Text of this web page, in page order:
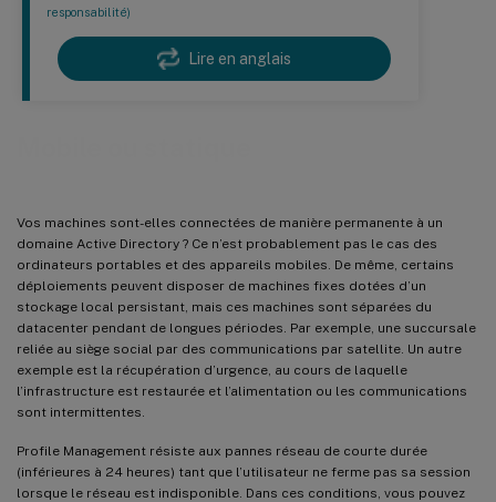
responsabilité)
Lire en anglais
Vos machines sont-elles connectées de manière permanente à un
domaine Active Directory ? Ce n’est probablement pas le cas des
ordinateurs portables et des appareils mobiles. De même, certains
déploiements peuvent disposer de machines fixes dotées d’un
stockage local persistant, mais ces machines sont séparées du
datacenter pendant de longues périodes. Par exemple, une succursale
reliée au siège social par des communications par satellite. Un autre
exemple est la récupération d’urgence, au cours de laquelle
l’infrastructure est restaurée et l’alimentation ou les communications
sont intermittentes.
Profile Management résiste aux pannes réseau de courte durée
(inférieures à 24 heures) tant que l’utilisateur ne ferme pas sa session
lorsque le réseau est indisponible. Dans ces conditions, vous pouvez